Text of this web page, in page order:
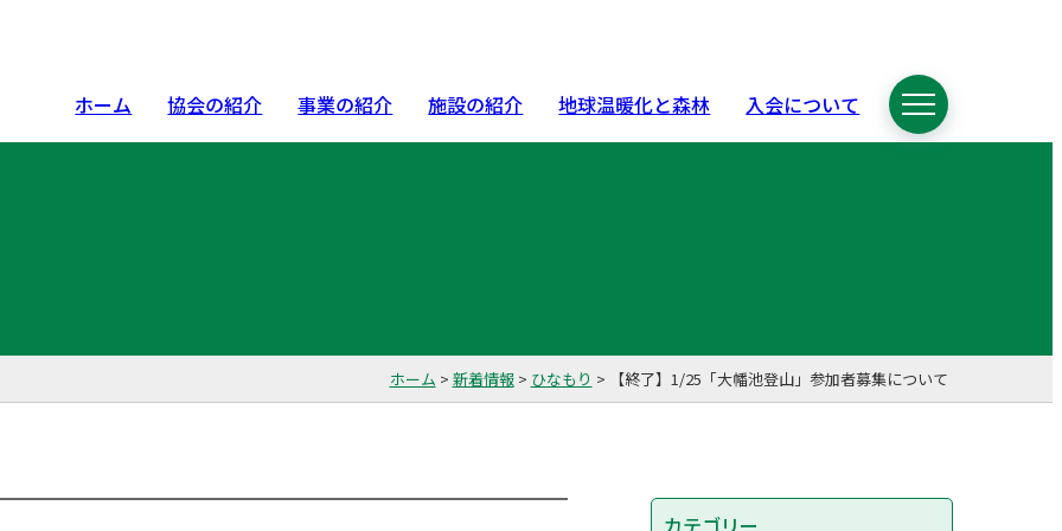
ホーム 協会の紹介 事業の紹介 施設の紹介 地球温暖化と森林 入会について
ホーム > 新着情報> ひなもり > 【終了】1/25「大幡池登山」参加者募集について